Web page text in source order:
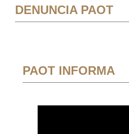
DENUNCIA PAOT
PAOT INFORMA